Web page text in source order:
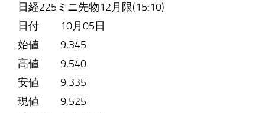
日経225ミニ先物12月限(15:10)
日付 10月05日
始値 9,345
高値 9,540
安値 9,335
現値 9,525